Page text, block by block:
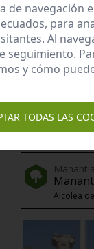
Enclave
Ermita
Alcolea
de navegación
para
Al
seguimiento.
y cómo
TODAS LAS